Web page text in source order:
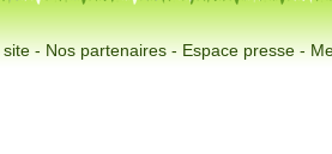
site-Nos partenaires-Espace presse-